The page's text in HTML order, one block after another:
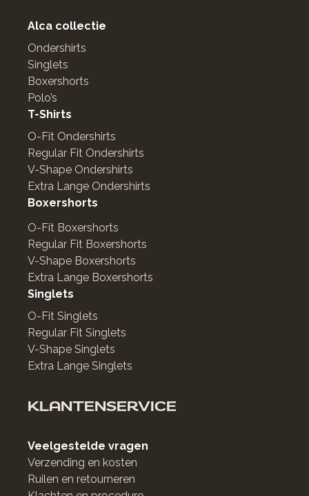
Alca collectie
Ondershirts
Singlets
Boxershorts
Polo’s
T-Shirts
O-Fit Ondershirts
Regular Fit Ondershirts
V-Shape Ondershirts
Extra Lange Ondershirts
Boxershorts
O-Fit Boxershorts
Regular Fit Boxershorts
V-Shape Boxershorts
Extra Lange Boxershorts
Singlets
O-Fit Singlets
Regular Fit Singlets
V-Shape Singlets
Extra Lange Singlets
KLANTENSERVICE
Veelgestelde vragen
Verzending en kosten
Ruilen en retourneren